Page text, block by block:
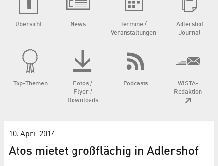
Übersicht News
Termine /
Veranstaltungen
Adlershof
Journal
Top-Themen
Fotos /
Flyer /
Downloads
Podcasts
WISTA-
Redaktion
10. April 2014
Atos mietet großflächig in Adlershof